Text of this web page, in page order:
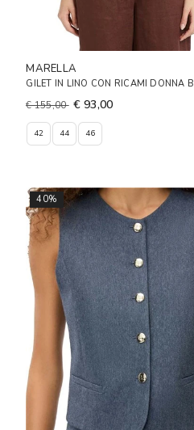
MARELLA
GILET IN LINO CON RICAMI DONNA
€ 155,00 € 93,00
42 44 46
40%